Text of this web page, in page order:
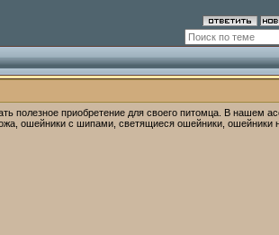
полезное приобретение для своего питомца. В нашем
ошейники с шипами, светящиеся ошейники, ошейники